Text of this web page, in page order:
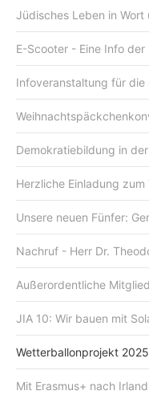
Jüdisches Leben in Wort
E-Scooter - Eine Info der
Infoveranstaltung für die
Demokratiebildung in
Herzliche Einladung
Unsere neuen Fünfer:
Nachruf - Herr Dr.
Außerordentliche
JIA 10: Wir bauen mit
Wetterballonprojekt
Mit Erasmus+ nach Irland